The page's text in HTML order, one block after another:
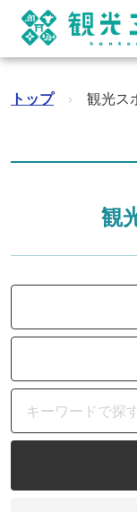
トップ › 観光ス
観